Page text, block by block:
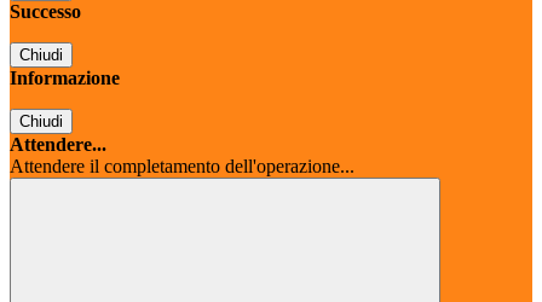
Successo
Chiudi
Informazione
Chiudi
Attendere...
Attendere il completamento dell'operazione...